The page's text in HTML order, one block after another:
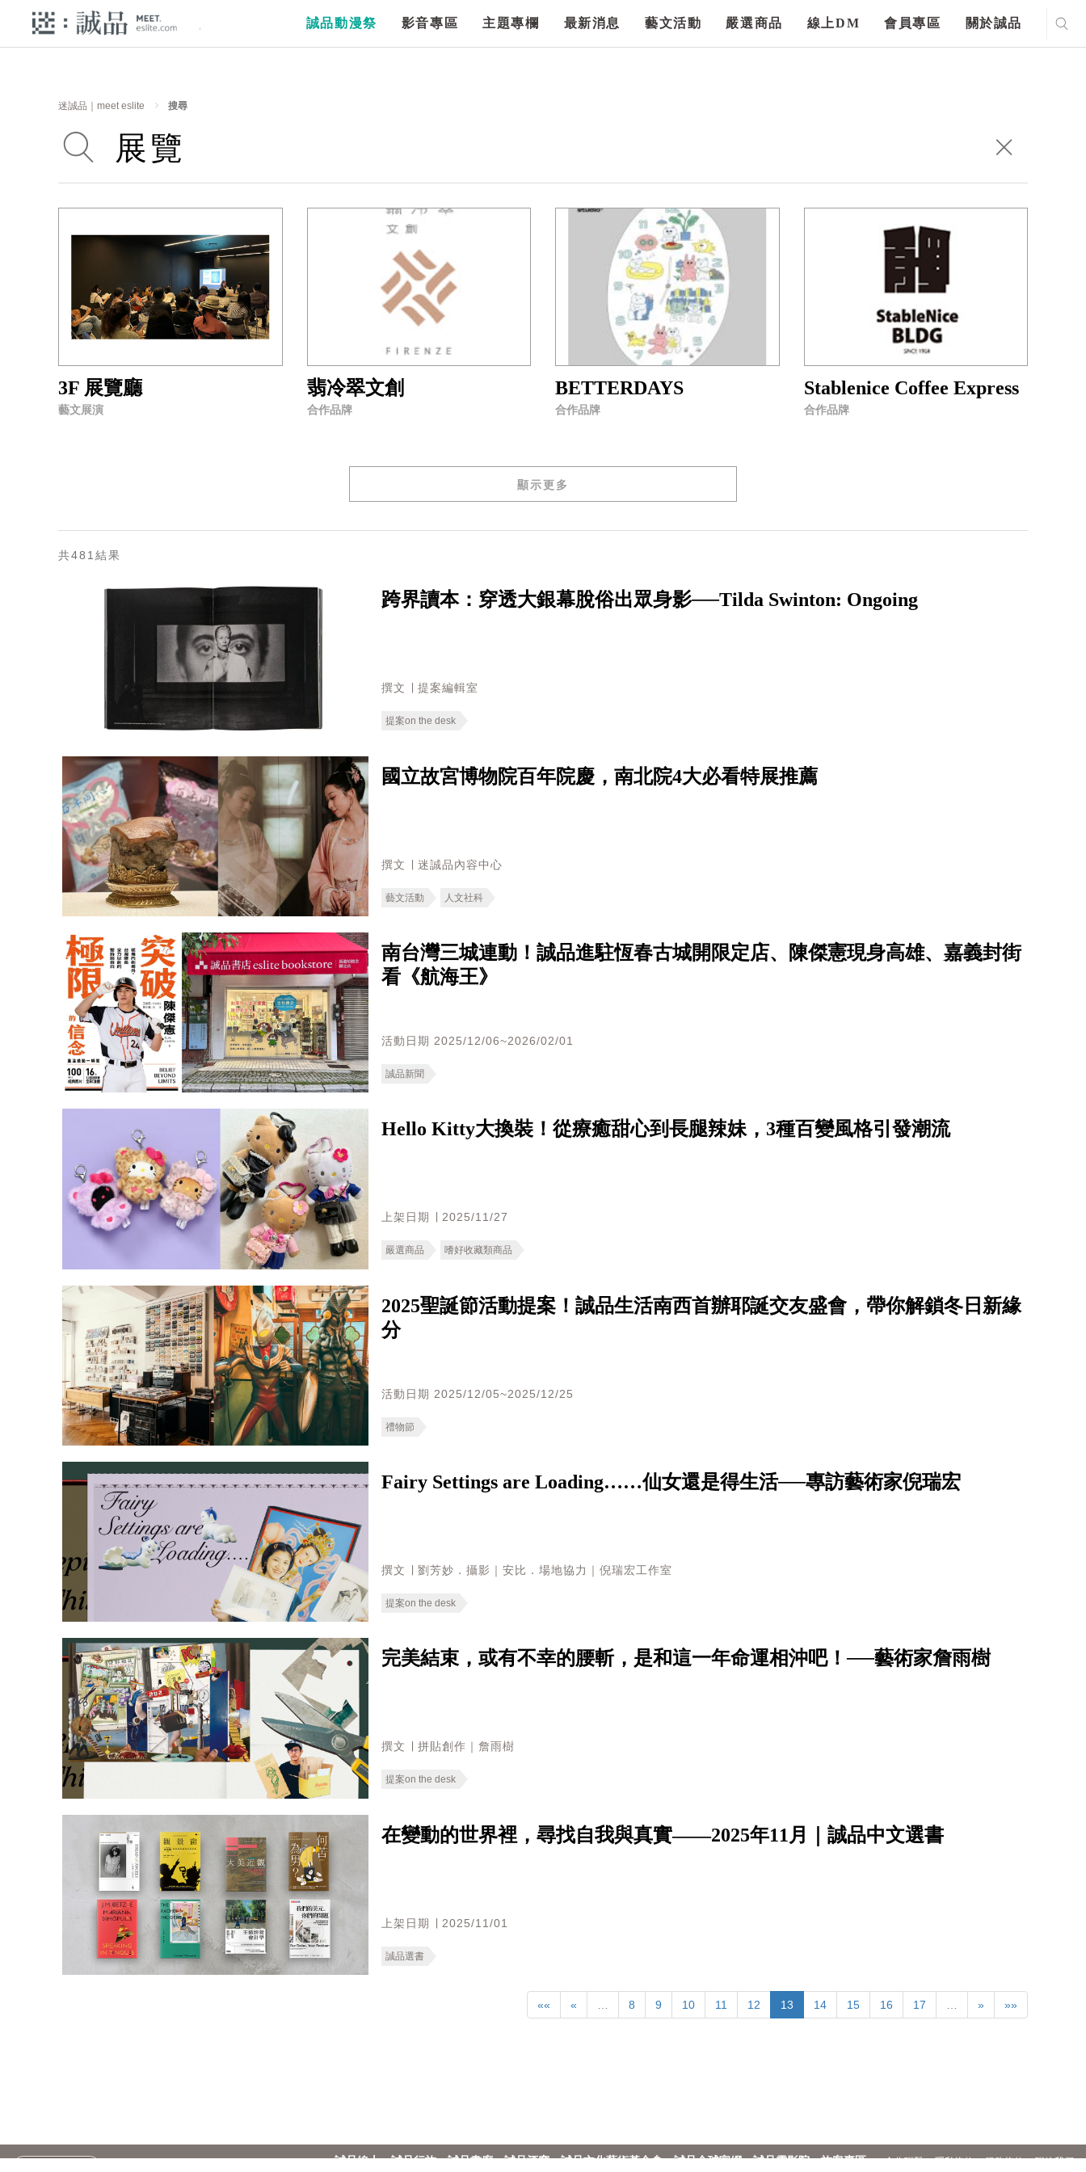
誠品動漫祭 影音專區 主題專欄 最新消息 藝文活動 嚴選商品 線上DM 會員專區 關於誠品
迷誠品｜meet eslite 搜尋
3F 展覽廳
藝文展演
翡冷翠文創
合作品牌
BETTERDAYS
合作品牌
Stablenice Coffee Express
合作品牌
顯示更多
共481結果
跨界讀本：穿透大銀幕脫俗出眾身影──Tilda Swinton: Ongoing
撰文 ∣ 提案編輯室
提案on the desk
國立故宮博物院百年院慶，南北院4大必看特展推薦
撰文 ∣ 迷誠品內容中心
藝文活動 人文社科
南台灣三城連動！誠品進駐恆春古城開限定店、陳傑憲現身高雄、嘉義封街
看《航海王》
活動日期 2025/12/06~2026/02/01
誠品新聞
Hello Kitty大換裝！從療癒甜心到長腿辣妹，3種百變風格引發潮流
上架日期 ∣ 2025/11/27
嚴選商品 嗜好收藏類商品
2025聖誕節活動提案！誠品生活南西首辦耶誕交友盛會，帶你解鎖冬日新緣
分
活動日期 2025/12/05~2025/12/25
禮物節
Fairy Settings are Loading……仙女還是得生活──專訪藝術家倪瑞宏
撰文 ∣ 劉芳妙．攝影｜安比．場地協力｜倪瑞宏工作室
提案on the desk
完美結束，或有不幸的腰斬，是和這一年命運相沖吧！──藝術家詹雨樹
撰文 ∣ 拼貼創作｜詹雨樹
提案on the desk
在變動的世界裡，尋找自我與真實——2025年11月｜誠品中文選書
上架日期 ∣ 2025/11/01
誠品選書
«« « 8 9 10 11 12 13 14 15 16 17 » »»
誠品線上 誠品行旅 誠品畫廊 誠品酒窖 誠品文化藝術基金會 誠品全球官網 誠品電影院 旅客專區 合作聯繫 隱私條款 服務條款 聯絡我們